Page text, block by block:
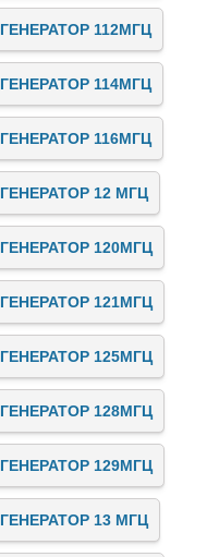
112МГЦ
114МГЦ
116МГЦ
12 МГЦ
120МГЦ
121МГЦ
125МГЦ
128МГЦ
129МГЦ
13 МГЦ